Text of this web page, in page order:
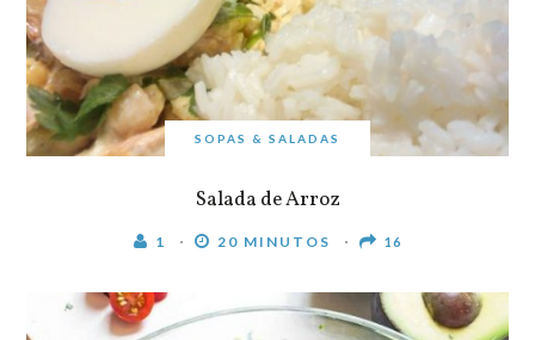
SOPAS & SALADAS
Salada de Arroz
1 20 MINUTOS 16